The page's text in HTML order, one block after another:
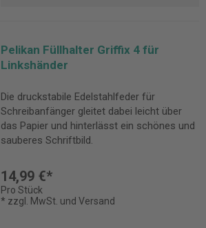
Pelikan Füllhalter Griffix 4 für
Linkshänder
Die druckstabile Edelstahlfeder für
Schreibanfänger gleitet dabei leicht über
das Papier und hinterlässt ein schönes und
sauberes Schriftbild.
14,99 €*
Pro Stück
* zzgl. MwSt. und Versand